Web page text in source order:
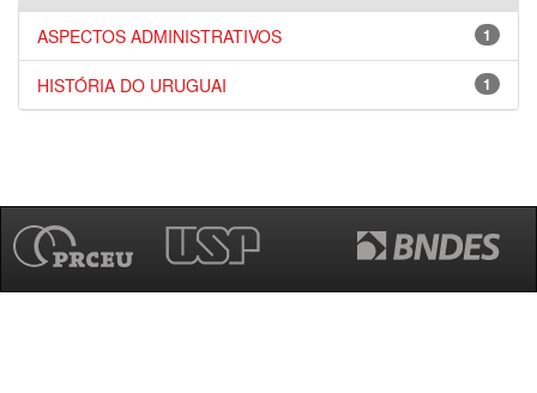
1
ASPECTOS ADMINISTRATIVOS
1
HISTÓRIA DO URUGUAI